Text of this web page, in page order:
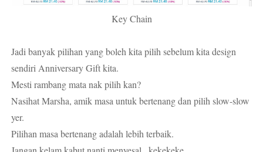
Key Chain
Jadi banyak pilihan yang boleh kita pilih sebelum kita design
sendiri Anniversary Gift kita.
Mesti rambang mata nak pilih kan?
Nasihat Marsha, amik masa untuk bertenang dan pilih slow-slow
yer.
Pilihan masa bertenang adalah lebih terbaik.